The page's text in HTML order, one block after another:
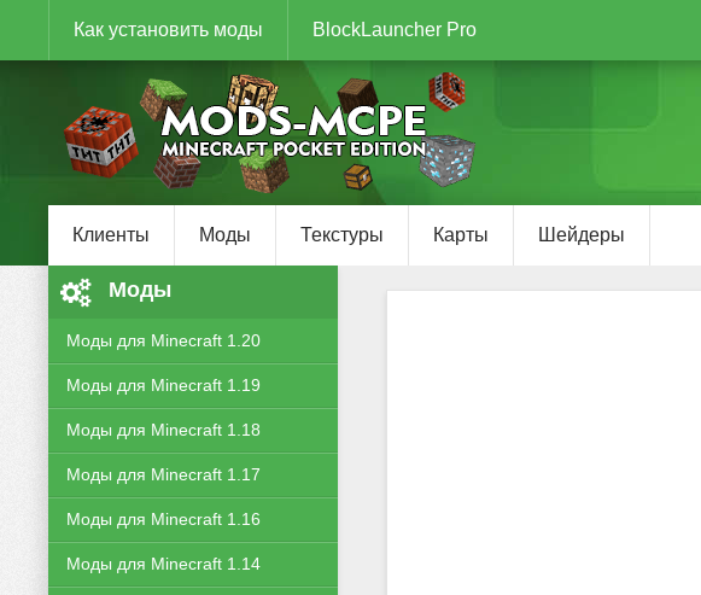
Как установить моды BlockLauncher Pro
Клиенты Моды Текстуры Карты Шейдеры
Моды
Моды для Minecraft 1.20
Моды для Minecraft 1.19
Моды для Minecraft 1.18
Моды для Minecraft 1.17
Моды для Minecraft 1.16
Моды для Minecraft 1.14